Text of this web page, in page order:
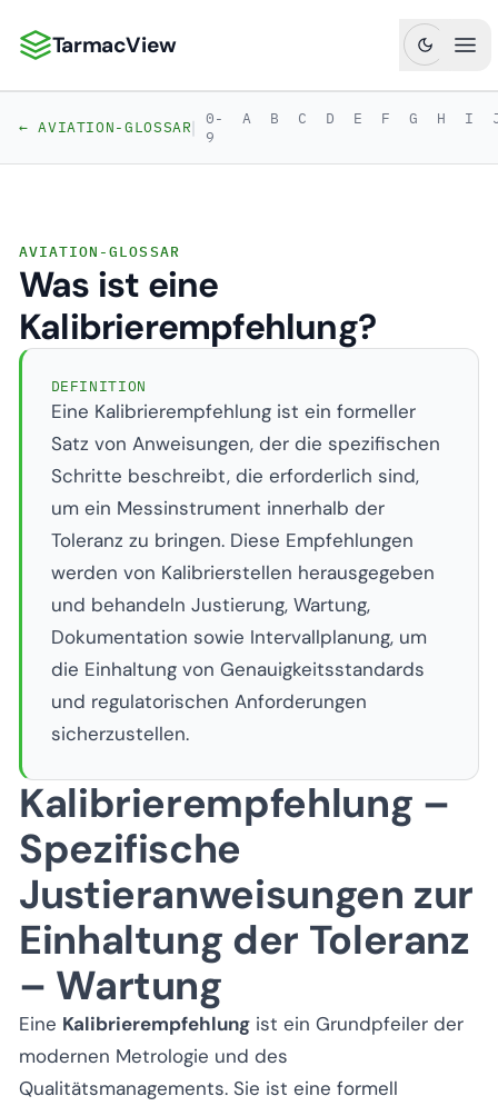
TarmacView: Präzisionsluftfahrtanalytik
TarmacView
← AVIATION-GLOSSAR| 0-
9
A B C D E F G H I
AVIATION-GLOSSAR
Was ist eine
Kalibrierempfehlung?
DEFINITION
Eine Kalibrierempfehlung ist ein formeller
Satz von Anweisungen, der die spezifischen
Schritte beschreibt, die erforderlich sind,
um ein Messinstrument innerhalb der
Toleranz zu bringen. Diese Empfehlungen
werden von Kalibrierstellen herausgegeben
und behandeln Justierung, Wartung,
Dokumentation sowie Intervallplanung, um
die Einhaltung von Genauigkeitsstandards
und regulatorischen Anforderungen
sicherzustellen.
Kalibrierempfehlung –
Spezifische
Justieranweisungen zur
Einhaltung der Toleranz
– Wartung
Eine Kalibrierempfehlung ist ein Grundpfeiler der
modernen Metrologie und des
Qualitätsmanagements. Sie ist eine formell